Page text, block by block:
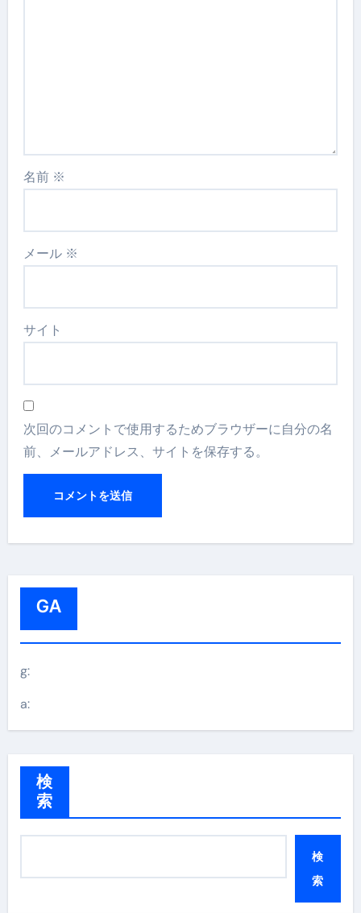
名前 ※
メール ※
サイト
次回のコメントで使用するためブラウザーに自分の名
前、メールアドレス、サイトを保存する。
GA
g:
a:
検
索
検
索